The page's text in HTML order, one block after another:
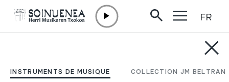
INSTRUMENTS DE MUSIQUE COLLECTION JM BELTRAN
FR
Ekarri didazu gogora